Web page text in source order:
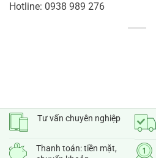
Hotline: 0938 989 276
Tư vấn chuyên nghiệp
Thanh toán: tiền mặt,